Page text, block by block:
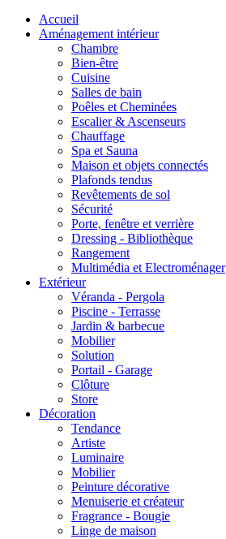
Accueil
Aménagement intérieur
Chambre
Bien-être
Cuisine
Salles de bain
Poêles et Cheminées
Escalier & Ascenseurs
Chauffage
Spa et Sauna
Maison et objets connectés
Plafonds tendus
Revêtements de sol
Sécurité
Porte, fenêtre et verrière
Dressing - Bibliothèque
Rangement
Multimédia et Electroménager
Extérieur
Véranda - Pergola
Piscine - Terrasse
Jardin & barbecue
Mobilier
Solution
Portail - Garage
Clôture
Store
Décoration
Tendance
Artiste
Luminaire
Mobilier
Peinture décorative
Menuiserie et créateur
Fragrance - Bougie
Linge de maison